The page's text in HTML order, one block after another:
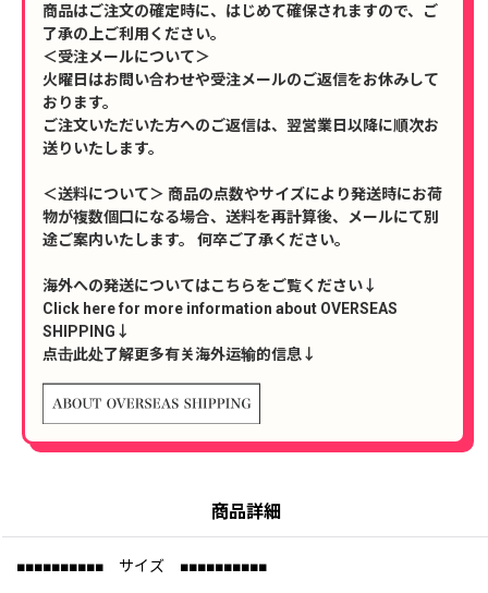
商品はご注文の確定時に、はじめて確保されますので、ご
了承の上ご利用ください。
＜受注メールについて＞
火曜日はお問い合わせや受注メールのご返信をお休みして
おります。
ご注文いただいた方へのご返信は、翌営業日以降に順次お
送りいたします。
＜送料について＞ 商品の点数やサイズにより発送時にお荷
物が複数個口になる場合、送料を再計算後、メールにて別
途ご案内いたします。 何卒ご了承ください。
海外への発送についてはこちらをご覧ください↓
Click here for more information about OVERSEAS
SHIPPING↓
点击此处了解更多有关海外运输的信息↓
商品詳細
■■■■■■■■■■ サイズ ■■■■■■■■■■